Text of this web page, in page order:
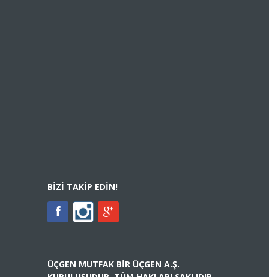
BIZI TAKIP EDIN!
ÜÇGEN MUTFAK BIR ÜÇGEN A.Ş.